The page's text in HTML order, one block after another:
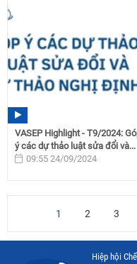
VASEP Highlight - T9/2024:
ý các dự thảo luật sửa đổi và...
09:55 24/09/2024
1 2 3
Hiệp hội